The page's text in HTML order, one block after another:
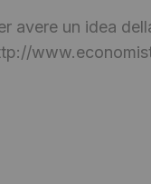
avere un idea